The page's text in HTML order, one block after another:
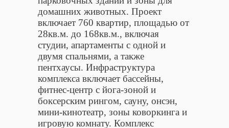
домашних животных. Проект
включает 760 квартир, площадью от
28кв.м. до 168кв.м., включая
студии, апартаменты с одной и
двумя спальнями, а также
пентхаусы. Инфраструктура
комплекса включает бассейны,
фитнес-центр с йога-зоной и
боксерским рингом, сауну, онсэн,
мини-кинотеатр, зоны коворкинга и
игровую комнату. Комплекс